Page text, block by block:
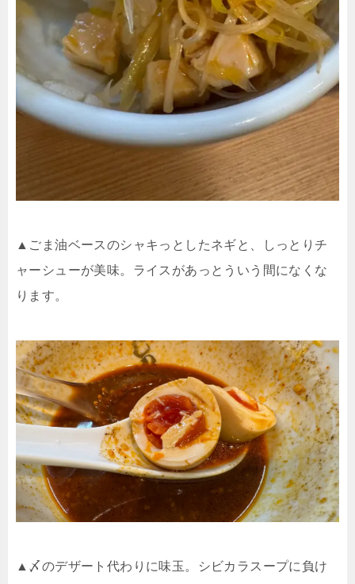
▲ごま油ベースのシャキっとしたネギと、しっとりチ
ャーシューが美味。ライスがあっとういう間になくな
ります。
▲〆のデザート代わりに味玉。シビカラスープに負け